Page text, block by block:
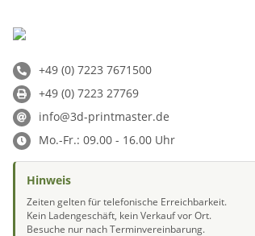
+49 (0) 7223 7671500
+49 (0) 7223 27769
info@3d-printmaster.de
Mo.-Fr.: 09.00 - 16.00 Uhr
Hinweis
Zeiten gelten für telefonische Erreichbarkeit.
Kein Ladengeschäft, kein Verkauf vor Ort.
Besuche nur nach Terminvereinbarung.